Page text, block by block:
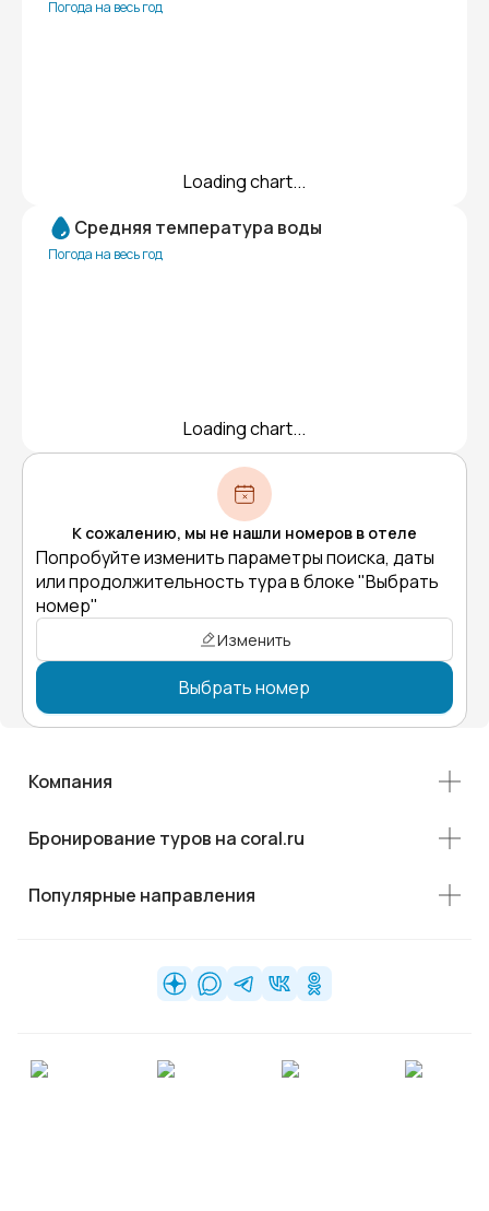
Погода на весь год
Loading chart...
Средняя температура воды
Погода на весь год
Loading chart...
К сожалению, мы не нашли номеров в отеле
Попробуйте изменить параметры поиска, даты
или продолжительность тура в блоке "Выбрать
номер"
Изменить
Выбрать номер
Компания
Бронирование туров на coral.ru
Популярные направления